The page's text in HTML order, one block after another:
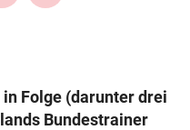
Folge (darunter drei
Bundestrainer